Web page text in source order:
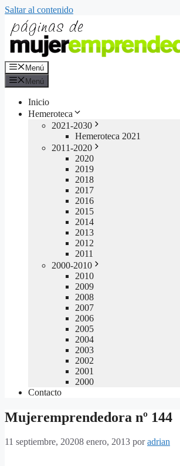
Saltar al contenido
Menú
Menú
Inicio
Hemeroteca
2021-2030
Hemeroteca 2021
2011-2020
2020
2019
2018
2017
2016
2015
2014
2013
2012
2011
2000-2010
2010
2009
2008
2007
2006
2005
2004
2003
2002
2001
2000
Contacto
Mujeremprendedora nº 144
11 septiembre, 20208 enero, 2013 poradrian